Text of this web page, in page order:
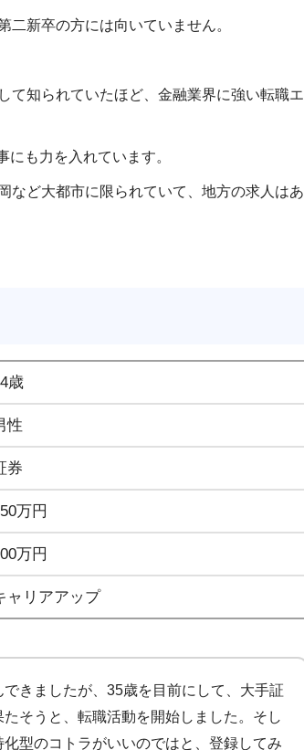
二新卒の方には向いていません。
て知られていたほど、金融業界に強い転職エ
も力を入れています。
など大都市に限られていて、地方の求人はあ
歳
性
券
万円
万円
ャリアアップ
きましたが、35歳を目前にして、大手証
そうと、転職活動を開始しました。そし
型のコトラがいいのではと、登録してみ